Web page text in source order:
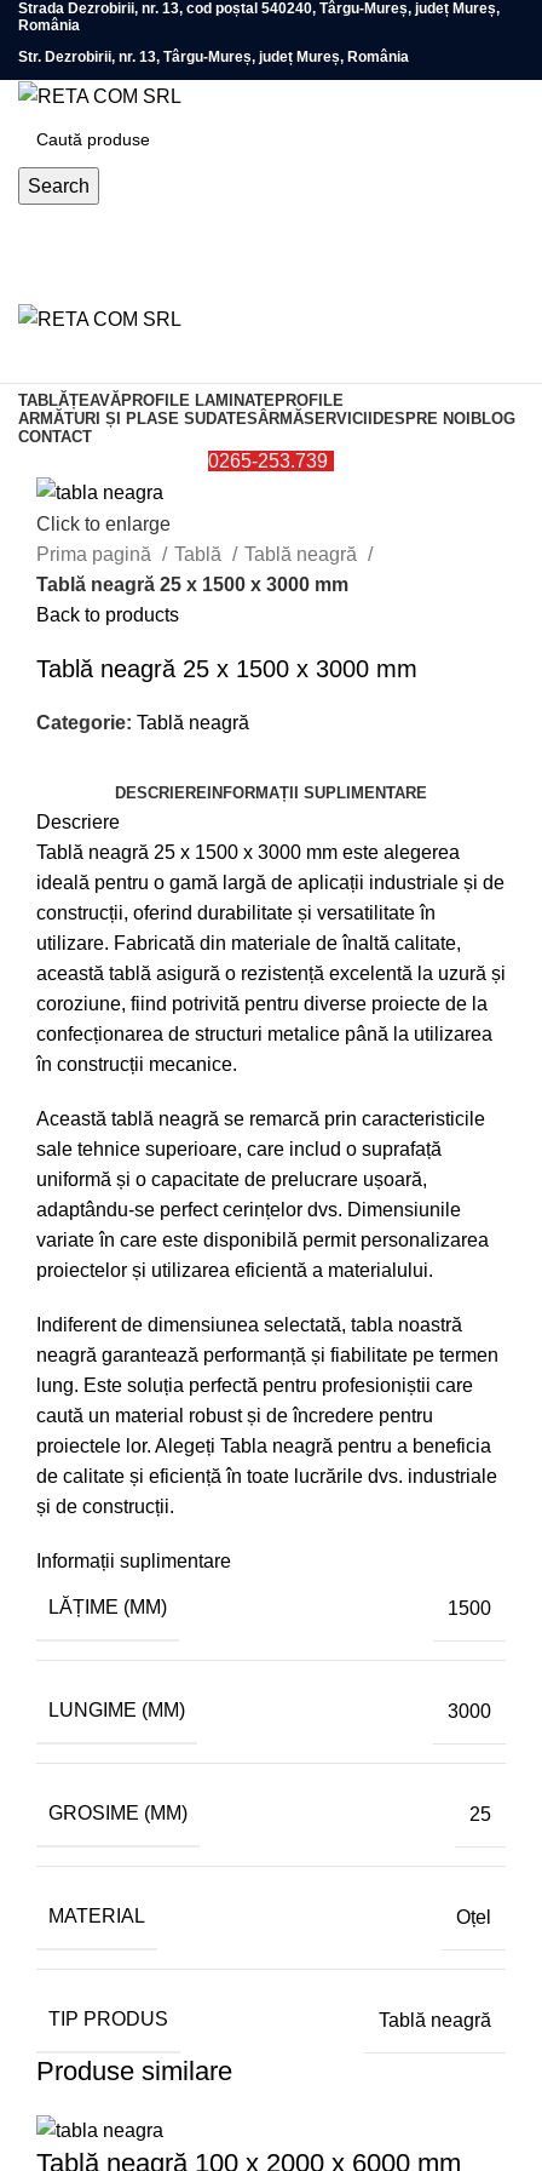
Strada Dezrobirii, nr. 13, cod poștal 540240, Târgu-Mureș, județ Mureș,
România
Str. Dezrobirii, nr. 13, Târgu-Mureș, județ Mureș, România
Search
TABLĂȚEAVĂPROFILE LAMINATEPROFILE
ARMĂTURI ȘI PLASE SUDATESÂRMĂSERVICIIDESPRE NOIBLOG
CONTACT
0265-253.739
Click to enlarge
Prima pagină
Tablă
Tablă neagră
Tablă neagră 25 x 1500 x 3000 mm
Back to products
Tablă neagră 25 x 1500 x 3000 mm
Categorie: Tablă neagră
DESCRIERE INFORMAȚII SUPLIMENTARE
Descriere
Tablă neagră 25 x 1500 x 3000 mm este alegerea
ideală pentru o gamă largă de aplicații industriale și de
construcții, oferind durabilitate și versatilitate în
utilizare. Fabricată din materiale de înaltă calitate,
această tablă asigură o rezistență excelentă la uzură și
coroziune, fiind potrivită pentru diverse proiecte de la
confecționarea de structuri metalice până la utilizarea
în construcții mecanice.
Această tablă neagră se remarcă prin caracteristicile
sale tehnice superioare, care includ o suprafață
uniformă și o capacitate de prelucrare ușoară,
adaptându-se perfect cerințelor dvs. Dimensiunile
variate în care este disponibilă permit personalizarea
proiectelor și utilizarea eficientă a materialului.
Indiferent de dimensiunea selectată, tabla noastră
neagră garantează performanță și fiabilitate pe termen
lung. Este soluția perfectă pentru profesioniștii care
caută un material robust și de încredere pentru
proiectele lor. Alegeți Tabla neagră pentru a beneficia
de calitate și eficiență în toate lucrările dvs. industriale
și de construcții.
Informații suplimentare
LĂȚIME (MM) 1500
LUNGIME (MM) 3000
GROSIME (MM) 25
MATERIAL Oțel
TIP PRODUS Tablă neagră
Produse similare
Tablă neagră 100 x 2000 x 6000 mm